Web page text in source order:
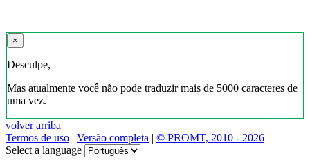
×
Desculpe,
Mas atualmente você não pode traduzir mais de 5000 caracteres de
uma vez.
volver arriba
Termos de uso | Versão completa | © PROMT, 2010 - 2026
Select a language